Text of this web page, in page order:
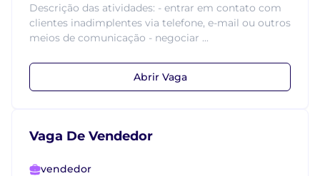
Descrição das atividades: - entrar em contato com
clientes inadimplentes via telefone, e-mail ou outros
meios de comunicação - negociar ...
Abrir Vaga
Vaga De Vendedor
vendedor